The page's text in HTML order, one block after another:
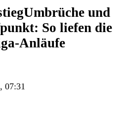
Umbrüche und
So liefen die
Anläufe
07:31